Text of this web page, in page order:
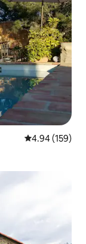
從 159 則評價
4.94 (159)